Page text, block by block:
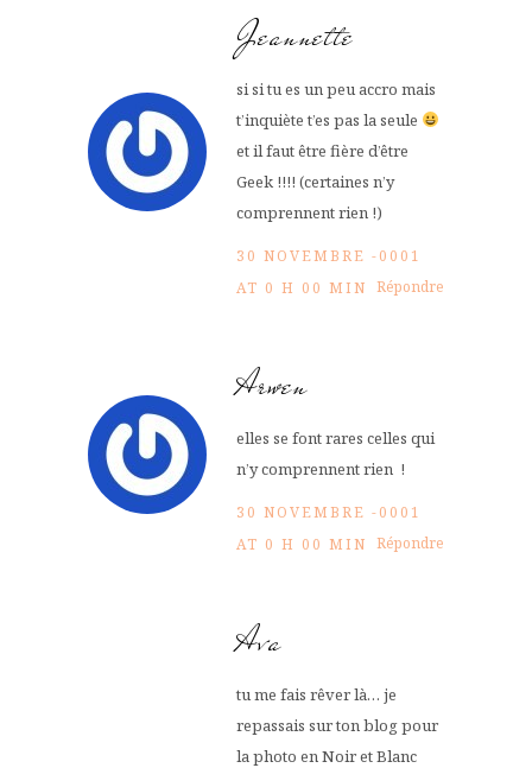
Jeannette
si si tu es un peu accro mais
t’inquiète t’es pas la seule
et il faut être fière d’être
Geek !!!! (certaines n’y
comprennent rien !)
30 NOVEMBRE -0001
AT 0 H 00 MIN Répondre
Arwen
elles se font rares celles qui
n’y comprennent rien !
30 NOVEMBRE -0001
AT 0 H 00 MIN Répondre
Ava
tu me fais rêver là… je
repassais sur ton blog pour
la photo en Noir et Blanc